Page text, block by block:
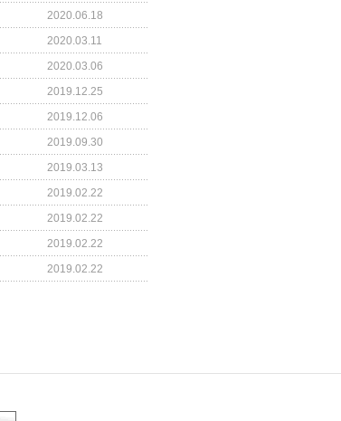
2020.06.18
2020.03.11
2020.03.06
2019.12.25
2019.12.06
2019.09.30
2019.03.13
2019.02.22
2019.02.22
2019.02.22
2019.02.22